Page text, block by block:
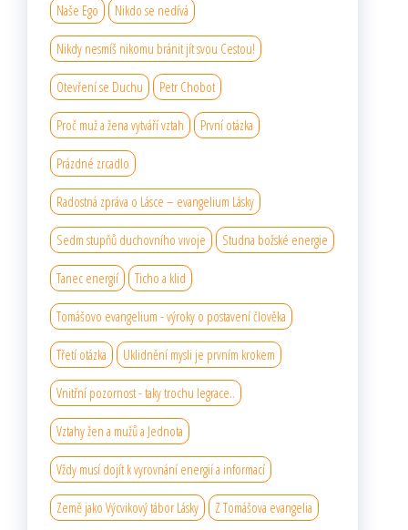
Naše Ego Nikdo se nedívá
Nikdy nesmíš nikomu bránit jít svou Cestou!
Otevření se Duchu Petr Chobot
Proč muž a žena vytváří vztah První otázka
Prázdné zrcadlo
Radostná zpráva o Lásce – evangelium Lásky
Sedm stupňů duchovního vıvoje Studna božské energie
Tanec energií Ticho a klid
Tomášovo evangelium - výroky o postavení člověka
Třetí otázka Uklidnění mysli je prvním krokem
Vnitřní pozornost - taky trochu legrace..
Vztahy žen a mužů a Jednota
Vždy musí dojít k vyrovnání energií a informací
Země jako Výcvikový tábor Lásky Z Tomášova evangelia